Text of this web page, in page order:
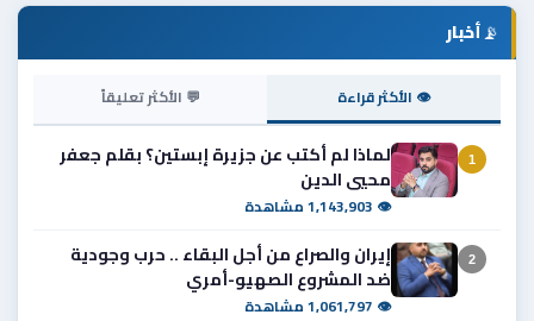
📡أخبار
👁 الأكثر قراءة 💬 الأكثر تعليقاً
1
لماذا لم أكتب عن جزيرة إبستين؟ بقلم جعفر
محيي الدين
👁 1,143,903 مشاهدة
2
إيران والصراع من أجل البقاء .. حرب وجودية
ضد المشروع الصهيو-أمري
👁 1,061,797 مشاهدة